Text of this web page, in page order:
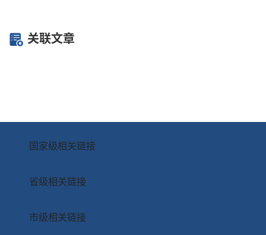
关联文章
国家级相关链接
省级相关链接
市级相关链接